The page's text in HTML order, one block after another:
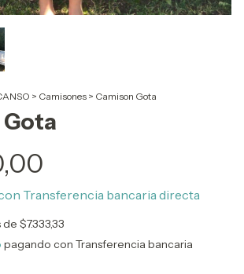
> Camisones > Camison Gota
Transferencia bancaria directa
de $7.333,33
pagando con Transferencia bancaria